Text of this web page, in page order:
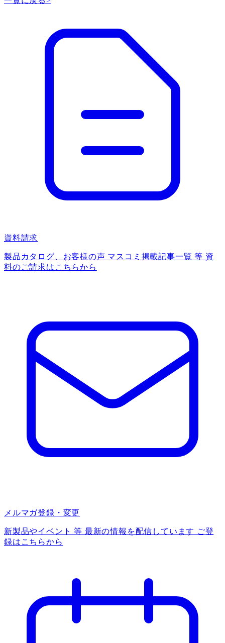
資料請求
製品カタログ、お客様の声 マスコミ掲載記事一覧 等 資
料のご請求はこちらから
メルマガ登録・変更
新製品やイベント 等 最新の情報を配信しています ご登
録はこちらから